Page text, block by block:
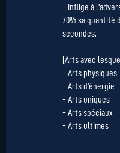
- Inflige à
70% sa quantité
secondes.
[Arts avec
- Arts physiques
- Arts d'énergie
- Arts uniques
- Arts spéciaux
- Arts ultimes